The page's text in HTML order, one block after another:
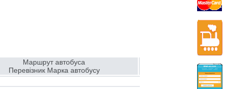
Маршрут автобуса
Перевізник Марка автобусу